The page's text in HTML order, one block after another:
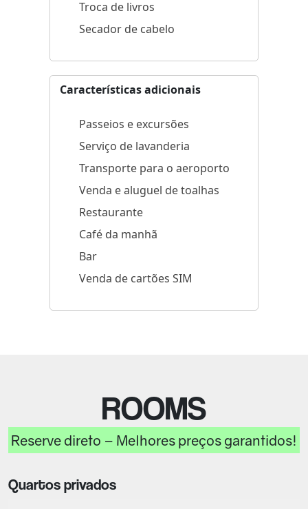
Troca de livros
Secador de cabelo
Características adicionais
Passeios e excursões
Serviço de lavanderia
Transporte para o aeroporto
Venda e aluguel de toalhas
Restaurante
Café da manhã
Bar
Venda de cartões SIM
ROOMS
Reserve direto – Melhores preços garantidos!
Quartos privados